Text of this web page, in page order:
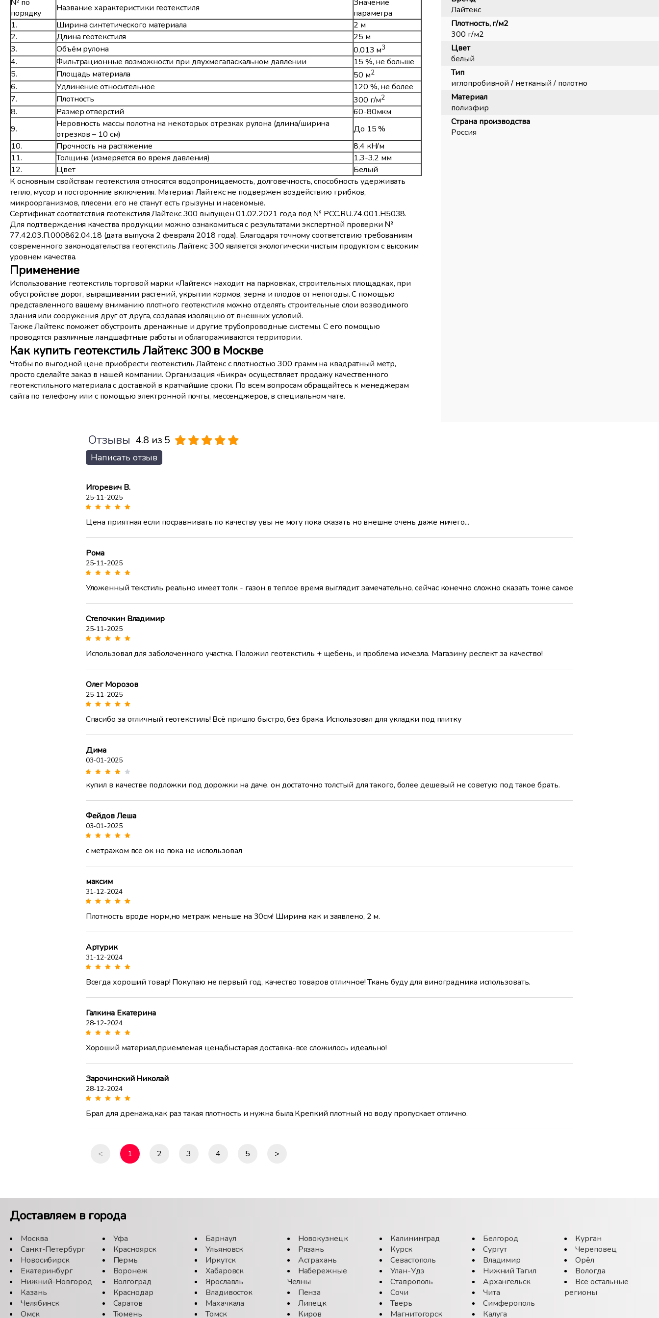
№ по
порядку
Название характеристики геотекстиля
Значение
параметра
1.
Ширина синтетического материала
2 м
2.
Длина геотекстиля
25 м
3.
Объём рулона 0,013 м3
4. Фильтрационные возможности при двухмегапаскальном давлении
15 %, не больше
5.
Площадь материала 50 м2
6. Удлинение относительное
120 %, не более
7.
Плотность 300 г/м2
8. Размер отверстий
60-80мкм
9.
Неровность массы полотна на некоторых отрезках рулона (длина/ширина
отрезков – 10 см)
До 15 %
10.
Прочность на растяжение
8,4 кН/м
11.
Толщина (измеряется во время давления)
1,3-3,2 мм
12.
Цвет
Белый
К основным свойствам геотекстиля относятся водопроницаемость, долговечность, способность удерживать
тепло, мусор и посторонние включения. Материал Лайтекс не подвержен воздействию грибков,
микроорганизмов, плесени, его не станут есть грызуны и насекомые.
Сертификат соответствия геотекстиля Лайтекс 300 выпущен 01.02.2021 года под № PСС.RU.74.001.H5038.
Для подтверждения качества продукции можно ознакомиться с результатами экспертной проверки №
77.42.03.П.000862.04.18 (дата выпуска 2 февраля 2018 года). Благодаря точному соответствию требованиям
современного законодательства геотекстиль Лайтекс 300 является экологически чистым продуктом с высоким
уровнем качества.
Применение
Использование геотекстиль торговой марки «Лайтекс» находит на парковках, строительных площадках, при
обустройстве дорог, выращивании растений, укрытии кормов, зерна и плодов от непогоды. С помощью
представленного вашему вниманию плотного геотекстиля можно отделять строительные слои возводимого
здания или сооружения друг от друга, создавая изоляцию от внешних условий.
Также Лайтекс поможет обустроить дренажные и другие трубопроводные системы. С его помощью
проводятся различные ландшафтные работы и облагораживаются территории.
Как купить геотекстиль Лайтекс 300 в Москве
Чтобы по выгодной цене приобрести геотекстиль Лайтекс с плотностью 300 грамм на квадратный метр,
просто сделайте заказ в нашей компании. Организация «Бикра» осуществляет продажу качественного
геотекстильного материала с доставкой в кратчайшие сроки. По всем вопросам обращайтесь к менеджерам
сайта по телефону или с помощью электронной почты, мессенджеров, в специальном чате.
Лайтекс
Плотность, г/м2
300 г/м2
Цвет
белый
Тип
иглопробивной / нетканый / полотно
Материал
полиэфир
Страна производства
Россия
Отзывы 4.8 из 5
Написать отзыв
Игоревич В.
25-11-2025
Цена приятная если посравнивать по качеству увы не могу пока сказать но внешне очень даже ничего...
Рома
25-11-2025
Уложенный текстиль реально имеет толк - газон в теплое время выглядит замечательно, сейчас конечно сложно сказать тоже самое
Степочкин Владимир
25-11-2025
Использовал для заболоченного участка. Положил геотекстиль + щебень, и проблема исчезла. Магазину респект за качество!
Олег Морозов
25-11-2025
Спасибо за отличный геотекстиль! Всё пришло быстро, без брака. Использовал для укладки под плитку
Дима
03-01-2025
купил в качестве подложки под дорожки на даче. он достаточно толстый для такого, более дешевый не советую под такое брать.
Фейдов Леша
03-01-2025
с метражом всё ок но пока не использовал
максим
31-12-2024
Плотность вроде норм,но метраж меньше на 30см! Ширина как и заявлено, 2 м.
Артурик
31-12-2024
Всегда хороший товар! Покупаю не первый год, качество товаров отличное! Ткань буду для виноградника использовать.
Галкина Екатерина
28-12-2024
Хороший материал,приемлемая цена,быстарая доставка-все сложилось идеально!
Зарочинский Николай
28-12-2024
Брал для дренажа,как раз такая плотность и нужна была.Крепкий плотный но воду пропускает отлично.
< 1 2 3 4 5 >
Доставляем в города
Москва
Санкт-Петербург
Новосибирск
Екатеринбург
Нижний-Новгород
Казань
Челябинск
Омск
Уфа
Красноярск
Пермь
Воронеж
Волгоград
Краснодар
Саратов
Тюмень
Барнаул
Ульяновск
Иркутск
Хабаровск
Ярославль
Владивосток
Махачкала
Томск
Новокузнецк
Рязань
Астрахань
Набережные
Челны
Пенза
Липецк
Киров
Калининград
Курск
Севастополь
Улан-Удэ
Ставрополь
Сочи
Тверь
Магнитогорск
Белгород
Сургут
Владимир
Нижний Тагил
Архангельск
Чита
Симферополь
Калуга
Курган
Череповец
Орёл
Вологда
Все остальные
регионы